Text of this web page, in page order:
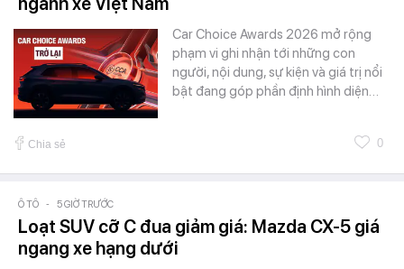
Car Choice Awards 2026 mở rộng
phạm vi ghi nhận tới những con
người, nội dung, sự kiện và giá trị nổi
bật đang góp phần định hình diện…
Chia sẻ 0
Ô TÔ - 5 GIỜ TRƯỚC
Loạt SUV cỡ C đua giảm giá: Mazda CX-5 giá
ngang xe hạng dưới